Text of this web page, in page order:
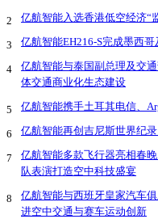
2 亿航智能入选香港低空经济“
3 亿航智能EH216-S完成墨西
4
亿航智能与泰国副总理及交
体交通商业化生态建设
5 亿航智能携手土耳其电信、
6 亿航智能再创吉尼斯世界纪
7
亿航智能多款飞行器亮相春
队表演打造空中科技盛宴
8
亿航智能与西班牙皇家汽车
进空中交通与赛车运动创新